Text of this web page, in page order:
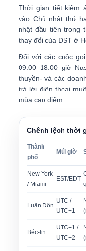
Thời gian tiết kiệm
vào Chủ nhật thứ
nhật đầu tiên trong
thay đổi của DST ở
Đối với các cuộc
09:00–18:00 giờ
thuyền- và các
trả lời điện thoại
mùa cao điểm.
Chênh lệch thời
Thành
phố
Múi giờ
New York
/ Miami
EST/EDT
Luân Đôn
UTC /
UTC+1
Béc-lin
UTC+1 /
UTC+2